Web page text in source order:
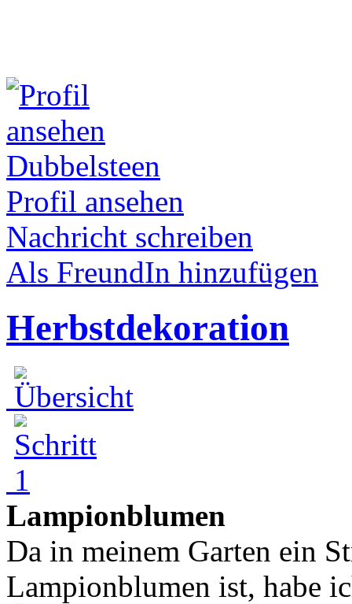
Dubbelsteen
Profil ansehen
Nachricht schreiben
Als FreundIn hinzufügen
Herbstdekoration
Lampionblumen
Da in meinem Garten ein
Lampionblumen ist, habe